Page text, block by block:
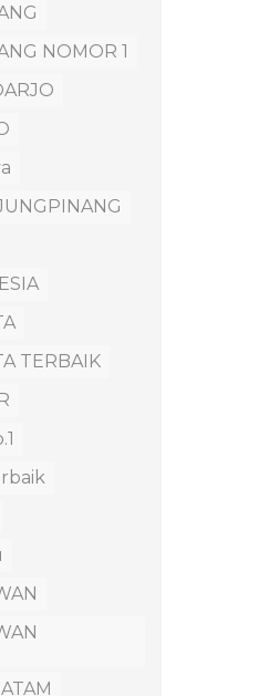
NOMOR 1
TERBAIK